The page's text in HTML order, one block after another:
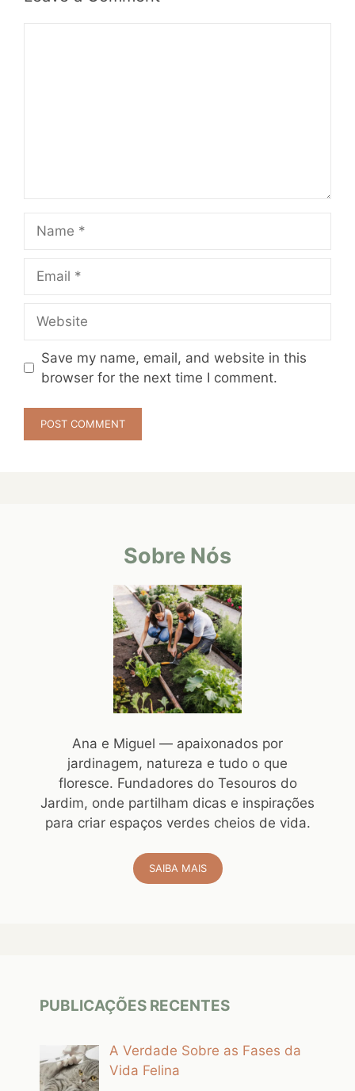
Save my name, email, and website in this
browser for the next time I comment.
Sobre Nós
Ana e Miguel — apaixonados por
jardinagem, natureza e tudo o que
floresce. Fundadores do Tesouros do
Jardim, onde partilham dicas e inspirações
para criar espaços verdes cheios de vida.
SAIBA MAIS
PUBLICAÇÕES RECENTES
A Verdade Sobre as Fases da
Vida Felina